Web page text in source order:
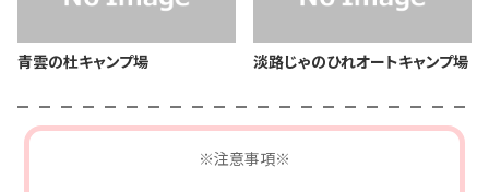
青雲の杜キャンプ場 淡路じゃのひれオートキャンプ場
※注意事項※